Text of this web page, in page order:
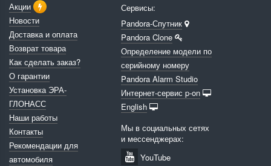
Акции
Новости
Доставка и оплата
Возврат товара
Как сделать заказ?
О гарантии
Установка ЭРА-
ГЛОНАСС
Наши работы
Контакты
Рекомендации для
автомобиля
Сервисы:
Pandora-Спутник
Pandora Clone
Определение модели по
серийному номеру
Pandora Alarm Studio
Интернет-сервис p-on
English
Мы в социальных сетях
и мессенджерах:
YouTube